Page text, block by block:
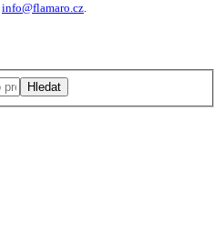
info@flamaro.cz.
Hledat